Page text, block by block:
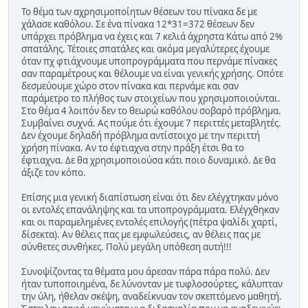
Το θέμα των αχρησιμοποίητων θέσεων του πίνακα δε με
χάλασε καθόλου. Σε ένα πίνακα 12*31=372 θέσεων δεν
υπάρχει πρόβλημα να έχεις και 7 κελιά άχρηστα Κάτω από 2%
σπατάλης. Τέτοιες σπατάλες και ακόμα μεγαλύτερες έχουμε
όταν πχ φτιάχνουμε υποπρογράμματα που περνάμε πίνακες
σαν παραμέτρους και θέλουμε να είναι γενικής χρήσης. Οπότε
δεσμεύουμε χώρο στον πίνακα και περνάμε και σαν
παράμετρο το πλήθος των στοιχείων που χρησιμοποιούνται.
Στο θέμα 4 λοιπόν δεν το θεωρώ καθόλου σοβαρό πρόβλημα.
Συμβαίνει συχνά. Ας πούμε ότι έχουμε 7 περιττές μεταβλητές.
Δεν έχουμε δηλαδή πρόβλημα αντίστοιχο με την περιττή
χρήση πίνακα. Αν το έφτιαχνα στην πράξη έτσι θα το
έφτιαχνα. Δε θα χρησιμοποιούσα κάτι ποιο δυναμικό. Δε θα
άξιζε τον κόπο.
Επίσης μια γενική διαπίστωση είναι ότι δεν ελέγχτηκαν μόνο
οι εντολές επανάληψης και τα υποπρογράμματα. Ελέγχθηκαν
και οι παραμελημένες εντολές επιλογής (πέτρα ψαλίδι χαρτί,
δίσεκτα). Αν θέλεις πας με εμφωλεύσεις, αν θέλεις πας με
σύνθετες συνθήκες. Πολύ μεγάλη υπόθεση αυτή!!!
Συνοψίζοντας τα θέματα μου άρεσαν πάρα πάρα πολύ. Δεν
ήταν τυποποιημένα, δε λύνονταν με τυφλοσούρτες, κάλυπταν
την ύλη, ήθελαν σκέψη, αναδείκνυαν τον σκεπτόμενο μαθητή.